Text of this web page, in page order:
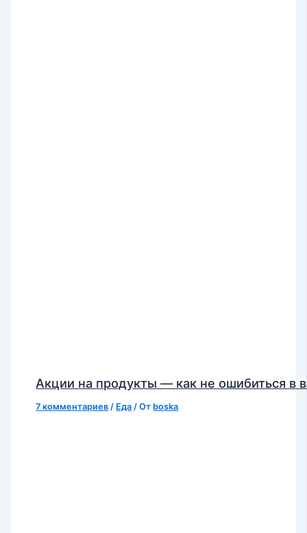
Акции на продукты — как не ошибиться в
7 комментариев / Еда / От boska